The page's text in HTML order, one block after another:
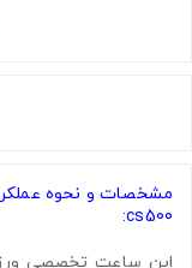
مشخصات و نحوه
cs500:
این ساعت تخصصی